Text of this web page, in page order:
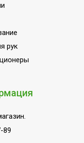
рук
89